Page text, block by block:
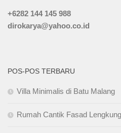
+6282 144 145 988
dirokarya@yahoo.co.id
POS-POS TERBARU
Villa Minimalis di Batu Malang
Rumah Cantik Fasad Lengkung